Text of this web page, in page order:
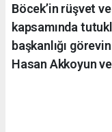
Böcek’in rüşvet
kapsamında
başkanlığı
Hasan Akkoyun